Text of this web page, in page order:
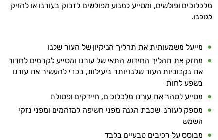
מלכלוכים ופולשים, ומסייע למנוע מפולשים לדבוק בעורנו או להזיק
לגופנו.
מייעל משמעותית את תהליך הניקיון של העור שלנו
מחזק את תהליך החידוש התאי של עורנו ומסייע לקרמים לחדור
את נקבוביות העור שלנו יותר ביעילות, בכדי להעשיר את עורנו
בשפע לחות
מסייע לטהר את עורנו מלכלוכים, חיידקים ופסולת
מספק לעורנו שכבת הגנה מפני חשיפה למזהמים ומפני נזקי
השמש
מבוסס על רכיבים טבעיים בלבד